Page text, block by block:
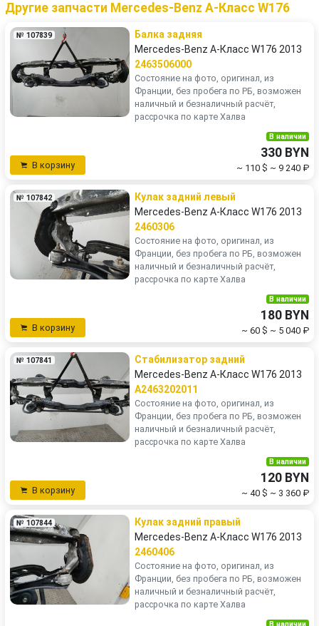
Другие запчасти Mercedes-Benz A-Класс W176
№ 107839
Балка задняя
Mercedes-Benz A-Класс W176 2013
2463506000
Состояние на фото, оригинал, из
Франции, без пробега по РБ, возможен
наличный и безналичный расчёт,
рассрочка по карте Халва
В корзину
В наличии
330 BYN
~ 110 $ ~ 9 240 ₽
№ 107842
Кулак задний левый
Mercedes-Benz A-Класс W176 2013
2460306
Состояние на фото, оригинал, из
Франции, без пробега по РБ, возможен
наличный и безналичный расчёт,
рассрочка по карте Халва
В корзину
В наличии
180 BYN
~ 60 $ ~ 5 040 ₽
№ 107841
Стабилизатор задний
Mercedes-Benz A-Класс W176 2013
A2463202011
Состояние на фото, оригинал, из
Франции, без пробега по РБ, возможен
наличный и безналичный расчёт,
рассрочка по карте Халва
В корзину
В наличии
120 BYN
~ 40 $ ~ 3 360 ₽
№ 107844
Кулак задний правый
Mercedes-Benz A-Класс W176 2013
2460406
Состояние на фото, оригинал, из
Франции, без пробега по РБ, возможен
наличный и безналичный расчёт,
рассрочка по карте Халва